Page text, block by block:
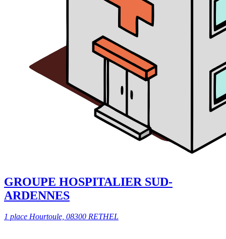
GROUPE HOSPITALIER SUD-
ARDENNES
1 place Hourtoule, 08300 RETHEL